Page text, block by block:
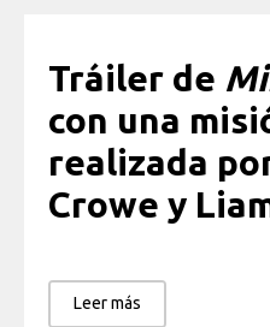
Tráiler de
con una
realizada
Crowe y
Leer más